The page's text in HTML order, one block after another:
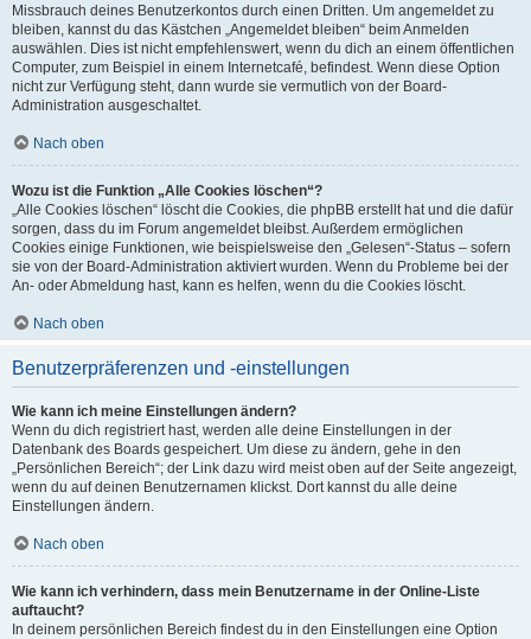
Missbrauch deines Benutzerkontos durch einen Dritten. Um angemeldet zu
bleiben, kannst du das Kästchen „Angemeldet bleiben“ beim Anmelden
auswählen. Dies ist nicht empfehlenswert, wenn du dich an einem öffentlichen
Computer, zum Beispiel in einem Internetcafé, befindest. Wenn diese Option
nicht zur Verfügung steht, dann wurde sie vermutlich von der Board-
Administration ausgeschaltet.
Nach oben
Wozu ist die Funktion „Alle Cookies löschen“?
„Alle Cookies löschen“ löscht die Cookies, die phpBB erstellt hat und die dafür
sorgen, dass du im Forum angemeldet bleibst. Außerdem ermöglichen
Cookies einige Funktionen, wie beispielsweise den „Gelesen“-Status – sofern
sie von der Board-Administration aktiviert wurden. Wenn du Probleme bei der
An- oder Abmeldung hast, kann es helfen, wenn du die Cookies löscht.
Nach oben
Benutzerpräferenzen und -einstellungen
Wie kann ich meine Einstellungen ändern?
Wenn du dich registriert hast, werden alle deine Einstellungen in der
Datenbank des Boards gespeichert. Um diese zu ändern, gehe in den
„Persönlichen Bereich“; der Link dazu wird meist oben auf der Seite angezeigt,
wenn du auf deinen Benutzernamen klickst. Dort kannst du alle deine
Einstellungen ändern.
Nach oben
Wie kann ich verhindern, dass mein Benutzername in der Online-Liste
auftaucht?
In deinem persönlichen Bereich findest du in den Einstellungen eine Option